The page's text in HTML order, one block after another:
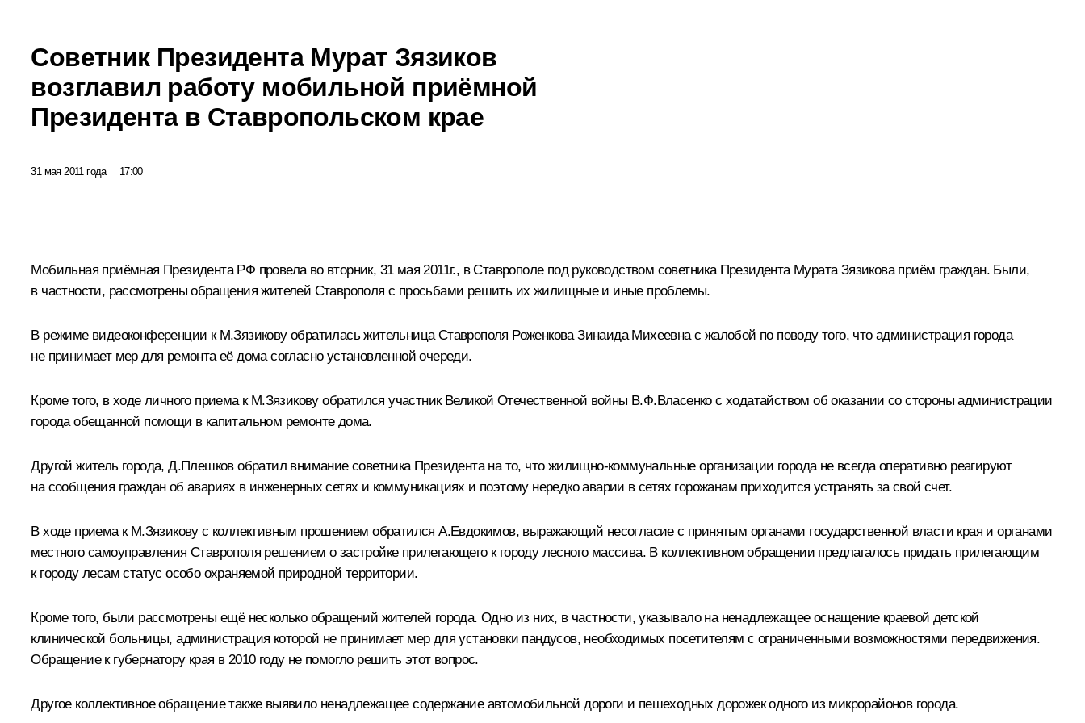
Советник Президента Мурат Зязиков
возглавил работу мобильной приёмной
Президента в Ставропольском крае
31 мая 2011 года 17:00
Мобильная приёмная Президента РФ провела во вторник, 31 мая 2011г., в Ставрополе под руководством советника Президента Мурата Зязиковаприём граждан. Были,
в частности, рассмотрены обращения жителей Ставрополя с просьбами решить их жилищные и иные проблемы.
В режиме видеоконференции к М.Зязикову обратилась жительница Ставрополя Роженкова Зинаида Михеевна с жалобой по поводу того, что администрация города
не принимает мер для ремонта её дома согласно установленной очереди.
Кроме того, в ходе личного приема к М.Зязикову обратился участник Великой Отечественной войны В.Ф.Власенко с ходатайством об оказании со стороны администрации
города обещанной помощи в капитальном ремонте дома.
Другой житель города, Д.Плешков обратил внимание советника Президента на то, что жилищно-коммунальные организации города не всегда оперативно реагируют
на сообщения граждан об авариях в инженерных сетях и коммуникациях и поэтому нередко аварии в сетях горожанам приходится устранять за свой счет.
В ходе приема к М.Зязикову с коллективным прошением обратился А.Евдокимов, выражающий несогласие с принятым органами государственной власти края и органами
местного самоуправления Ставрополя решением о застройке прилегающего к городу лесного массива. В коллективном обращении предлагалось придать прилегающим
к городу лесам статус особо охраняемой природной территории.
Кроме того, были рассмотрены ещё несколько обращений жителей города. Одно из них, в частности, указывало на ненадлежащее оснащение краевой детской
клинической больницы, администрация которой не принимает мер для установки пандусов, необходимых посетителям с ограниченными возможностями передвижения.
Обращение к губернатору края в 2010 году не помогло решить этот вопрос.
Другое коллективное обращение также выявило ненадлежащее содержание автомобильной дороги и пешеходных дорожек одного из микрорайонов города.